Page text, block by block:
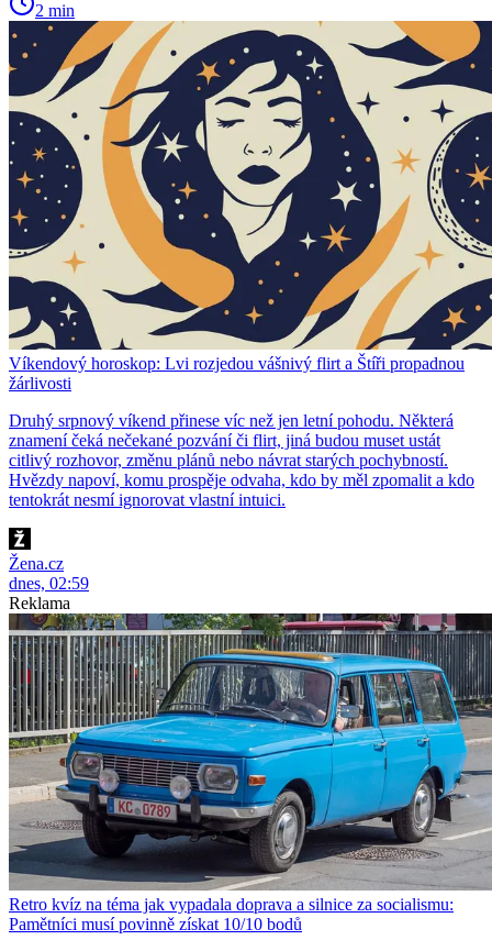
2 min
Víkendový horoskop: Lvi rozjedou vášnivý flirt a Štíři propadnou
žárlivosti
Druhý srpnový víkend přinese víc než jen letní pohodu. Některá
znamení čeká nečekané pozvání či flirt, jiná budou muset ustát
citlivý rozhovor, změnu plánů nebo návrat starých pochybností.
Hvězdy napoví, komu prospěje odvaha, kdo by měl zpomalit a kdo
tentokrát nesmí ignorovat vlastní intuici.
Žena.cz
dnes, 02:59
Reklama
Retro kvíz na téma jak vypadala doprava a silnice za socialismu:
Pamětníci musí povinně získat 10/10 bodů